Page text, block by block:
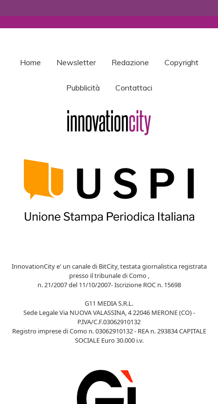
Home Newsletter Redazione Copyright
Pubblicità Contattaci
InnovationCity e' un canale di BitCity, testata giornalistica registrata
presso il tribunale di Como ,
n. 21/2007 del 11/10/2007- Iscrizione ROC n. 15698
G11 MEDIA S.R.L.
Sede Legale Via NUOVA VALASSINA, 4 22046 MERONE (CO) -
P.IVA/C.F.03062910132
Registro imprese di Como n. 03062910132 - REA n. 293834 CAPITALE
SOCIALE Euro 30.000 i.v.